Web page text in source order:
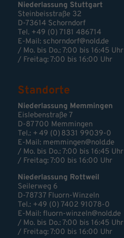
Niederlassung Stuttgart
Steinbeisstraße 32
D-73614 Schorndorf
Tel. +49 (0) 7181 486714
E-Mail: schorndorf@nold.de
/ Mo. bis Do.: 7:00 bis 16:45 Uhr
/ Freitag: 7:00 bis 16:00 Uhr
Standorte
Niederlassung Memmingen
Eislebenstraße 7
D-87700 Memmingen
Tel.: + 49 (0) 8331 99039-0
E-Mail: memmingen@nold.de
/ Mo. bis Do.: 7:00 bis 16:45 Uhr
/ Freitag: 7:00 bis 16:00 Uhr
Niederlassung Rottweil
Seilerweg 6
D-78737 Fluorn-Winzeln
Tel.: +49 (0) 7402 91078-0
E-Mail: fluorn-winzeln@nold.de
/ Mo. bis Do.: 7:00 bis 16:45 Uhr
/ Freitag: 7:00 bis 16:00 Uhr